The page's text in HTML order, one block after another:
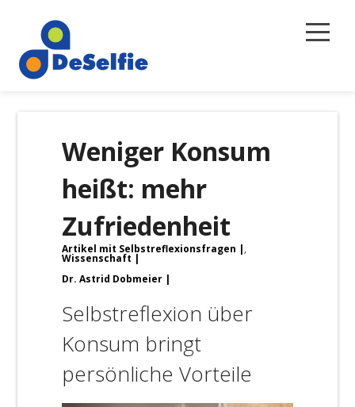
Magazin
Über uns
Newsletter
Kontakt
Weniger Konsum
heißt: mehr
Zufriedenheit
Artikel mit Selbstreflexionsfragen ,
Wissenschaft
Dr. Astrid Dobmeier
Selbstreflexion über
Konsum bringt
persönliche Vorteile